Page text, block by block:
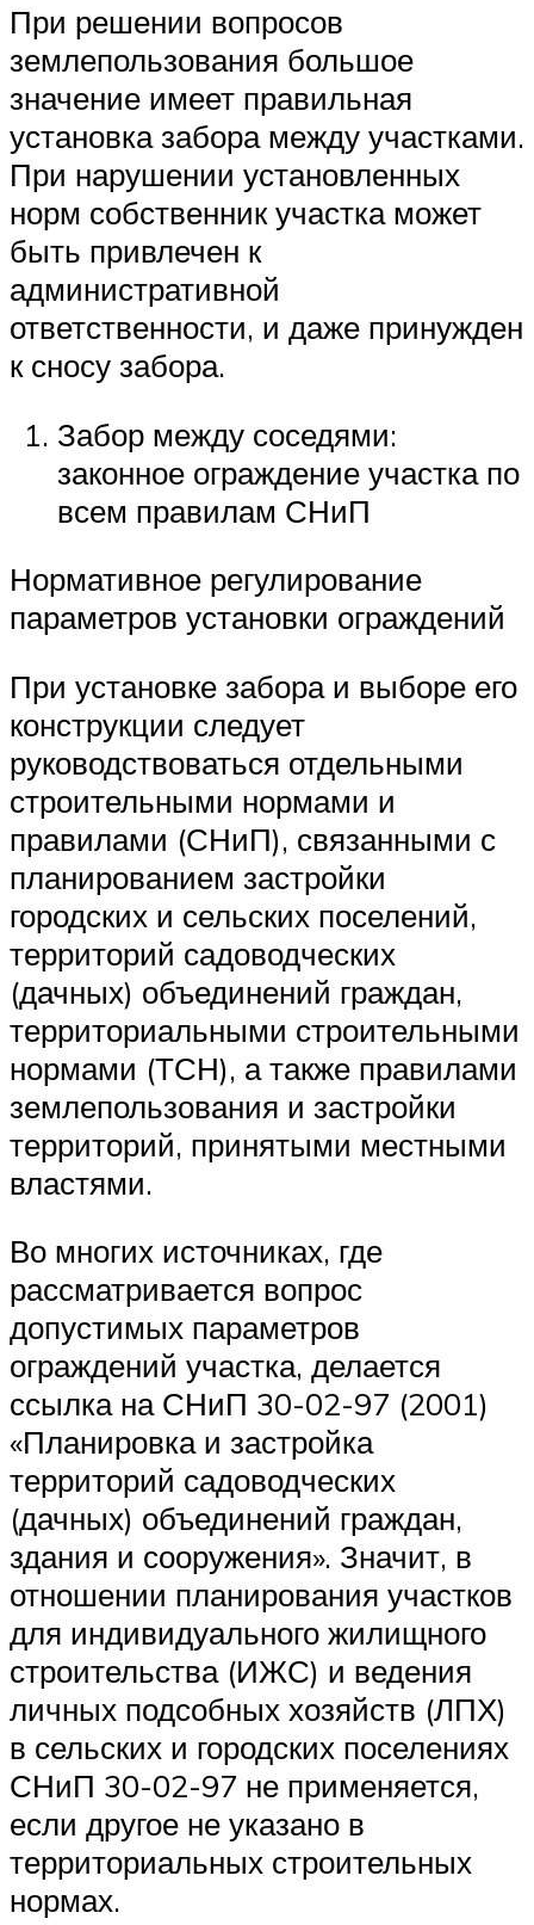
При решении вопросов
землепользования большое
значение имеет правильная
установка забора между участками.
При нарушении установленных
норм собственник участка может
быть привлечен к
административной
ответственности, и даже принужден
к сносу забора.
Забор между соседями:
законное ограждение участка по
всем правилам СНиП
Нормативное регулирование
параметров установки ограждений
При установке забора и выборе его
конструкции следует
руководствоваться отдельными
строительными нормами и
правилами (СНиП), связанными с
планированием застройки
городских и сельских поселений,
территорий садоводческих
(дачных) объединений граждан,
территориальными строительными
нормами (ТСН), а также правилами
землепользования и застройки
территорий, принятыми местными
властями.
Во многих источниках, где
рассматривается вопрос
допустимых параметров
ограждений участка, делается
ссылка на СНиП 30-02-97 (2001)
«Планировка и застройка
территорий садоводческих
(дачных) объединений граждан,
здания и сооружения». Значит, в
отношении планирования участков
для индивидуального жилищного
строительства (ИЖС) и ведения
личных подсобных хозяйств (ЛПХ)
в сельских и городских поселениях
СНиП 30-02-97 не применяется,
если другое не указано в
территориальных строительных
нормах.